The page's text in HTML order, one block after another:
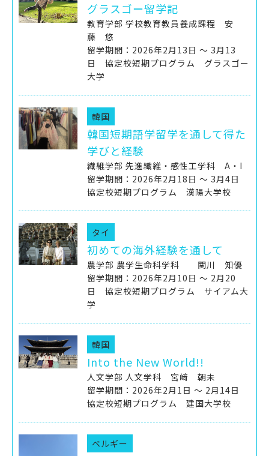
グラスゴー留学記
教育学部 学校教育教員養成課程 安
藤 悠
留学期間：2026年2月13日 ～ 3月13
日 協定校短期プログラム グラスゴー
大学
韓国
韓国短期語学留学を通して得た
学びと経験
繊維学部 先進繊維・感性工学科 A・I
留学期間：2026年2月18日 ～ 3月4日
協定校短期プログラム 漢陽大学校
タイ
初めての海外経験を通して
農学部 農学生命科学科 関川 知優
留学期間：2026年2月10日 ～ 2月20
日 協定校短期プログラム サイアム大
学
韓国
Into the New World!!
人文学部 人文学科 宮﨑 朝未
留学期間：2026年2月1日 ～ 2月14日
協定校短期プログラム 建国大学校
ベルギー